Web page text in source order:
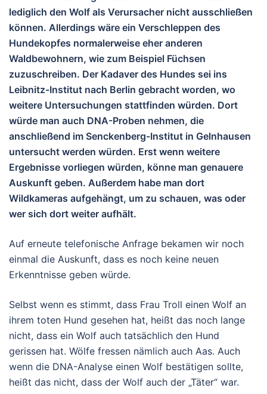
lediglich den Wolf als Verursacher nicht ausschließen
können. Allerdings wäre ein Verschleppen des
Hundekopfes normalerweise eher anderen
Waldbewohnern, wie zum Beispiel Füchsen
zuzuschreiben. Der Kadaver des Hundes sei ins
Leibnitz-Institut nach Berlin gebracht worden, wo
weitere Untersuchungen stattfinden würden. Dort
würde man auch DNA-Proben nehmen, die
anschließend im Senckenberg-Institut in Gelnhausen
untersucht werden würden. Erst wenn weitere
Ergebnisse vorliegen würden, könne man genauere
Auskunft geben. Außerdem habe man dort
Wildkameras aufgehängt, um zu schauen, was oder
wer sich dort weiter aufhält.
Auf erneute telefonische Anfrage bekamen wir noch
einmal die Auskunft, dass es noch keine neuen
Erkenntnisse geben würde.
Selbst wenn es stimmt, dass Frau Troll einen Wolf an
ihrem toten Hund gesehen hat, heißt das noch lange
nicht, dass ein Wolf auch tatsächlich den Hund
gerissen hat. Wölfe fressen nämlich auch Aas. Auch
wenn die DNA-Analyse einen Wolf bestätigen sollte,
heißt das nicht, dass der Wolf auch der „Täter“ war.